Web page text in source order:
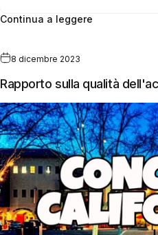
Continua a leggere
8 dicembre 2023
Rapporto sulla qualità